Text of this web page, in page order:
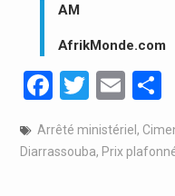
AM
AfrikMonde.com
Facebook
Twitter
Arrêté ministériel,
Diarrassouba, Prix